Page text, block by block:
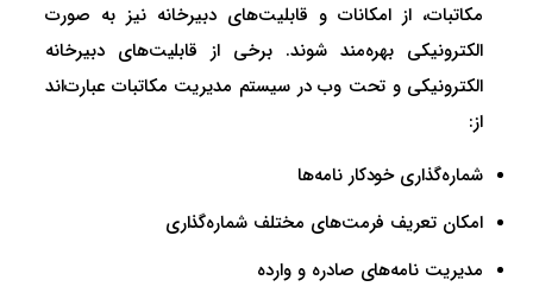
مکاتبات، از امکانات و قابلیت‌های دبیرخانه نیز به صورت
الکترونیکی بهره‌مند شوند. برخی از قابلیت‌های دبیرخانه
الکترونیکی و تحت وب در سیستم مدیریت مکاتبات عبارت‌اند
از:
شماره‌گذاری خودکار نامه‌ها
امکان تعریف فرمت‌های مختلف شماره‌گذاری
مدیریت نامه‌های صادره و وارده